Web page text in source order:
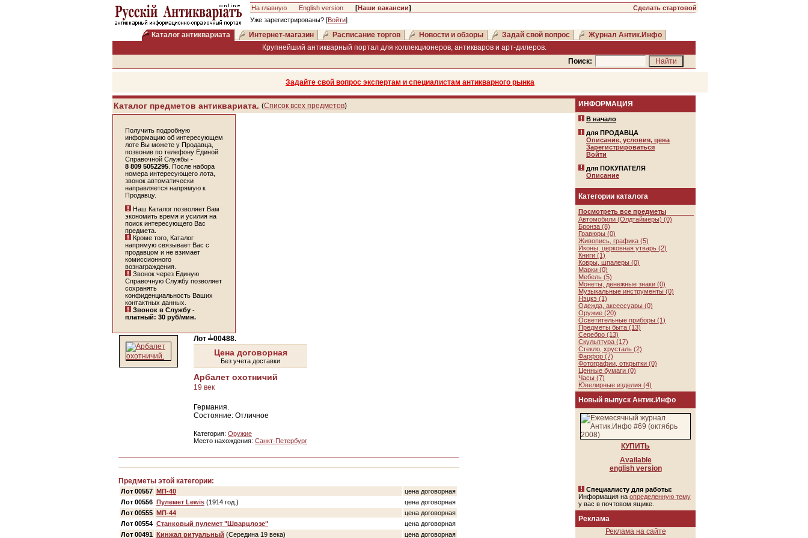
На главную English version [Наши вакансии]
Уже зарегистрированы? [Войти]
Сделать стартовой
Каталог антиквариата Интернет-магазин Расписание торгов Новости и обзоры Задай свой вопрос
Журнал Антик.Инфо
Крупнейший антикварный портал для коллекционеров, антикваров и арт-дилеров.
Поиск:
Задайте свой вопрос экспертам и специалистам антикварного рынка
Каталог предметов антиквариата. (Список всех предметов)
Получить подробную
информацию об интересующем
лоте Вы можете у Продавца,
позвонив по телефону Единой
Справочной Службы -
8 809 5052295 . После набора
номера интересующего лота,
звонок автоматически
направляется напрямую к
Продавцу.
Наш Каталог позволяет Вам
экономить время и усилия на
поиск интересующего Вас
предмета.
Кроме того, Каталог
напрямую связывает Вас с
продавцом и не взимает
комиссионного
вознаграждения.
Звонок через Единую
Справочную Службу позволяет
сохранять
конфиденциальность Ваших
контактных данных.
Звонок в Службу -
платный: 30 руб/мин.
Лот ╧00488.
Цена договорная
Без учета доставки
Арбалет охотничий
19 век
Германия.
Состояние: Отличное
Категория: Оружие
Место нахождения: Санкт-Петербург
Предметы этой категории:
Лот 00557 МП-40
цена договорная
Лот 00556 Пулемет Lewis (1914 год.)
цена договорная
Лот 00555 МП-44
цена договорная
Лот 00554 Станковый пулемет "Шварцлозе"
цена договорная
Лот 00491 Кинжал ритуальный (Середина 19 века) цена договорная
ИНФОРМАЦИЯ
В начало
для ПРОДАВЦА
Описание, условия, цена
Зарегистрироваться
Войти
для ПОКУПАТЕЛЯ
Описание
Категории каталога
Посмотреть все предметы
Автомобили (Олдтаймеры) (0)
Бронза (8)
Гравюры (0)
Живопись, графика (5)
Иконы, церковная утварь (2)
Книги (1)
Ковры, шпалеры (0)
Марки (0)
Мебель (5)
Монеты, денежные знаки (0)
Музыкальные инструменты (0)
Нэцкэ (1)
Одежда, аксессуары (0)
Оружие (20)
Осветительные приборы (1)
Предметы быта (13)
Серебро (13)
Скульптура (17)
Стекло, хрусталь (2)
Фарфор (7)
Фотографии, открытки (0)
Ценные бумаги (0)
Часы (7)
Ювелирные изделия (4)
Новый выпуск Антик.Инфо
КУПИТЬ
Available
english version
Специалисту для работы:
Информация на определенную тему
у вас в почтовом ящике.
Реклама
Реклама на сайте